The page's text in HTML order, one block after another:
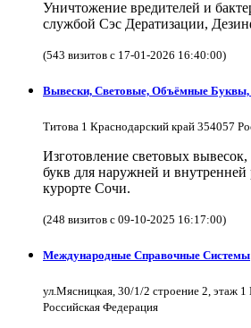
Уничтожение вредителей и
службой Сэс Дератизации,
(543 визитов с 17-01-2026 16:40:00)
Вывески, Световые, Объёмные Буквы,
Титова 1 Краснодарский край 354057
Изготовление световых
букв для наружней и внутренней
курорте Сочи.
(248 визитов с 09-10-2025 16:17:00)
Международные Справочные Системы
ул.Мясницкая, 30/1/2 строение 2, этаж
Российская Федерация